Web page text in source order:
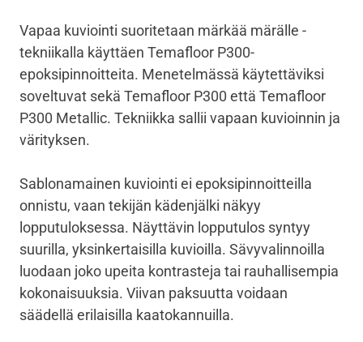
Vapaa kuviointi suoritetaan märkää märälle -
tekniikalla käyttäen Temafloor P300-
epoksipinnoitteita. Menetelmässä käytettäviksi
soveltuvat sekä Temafloor P300 että Temafloor
P300 Metallic. Tekniikka sallii vapaan kuvioinnin ja
värityksen.
Sablonamainen kuviointi ei epoksipinnoitteilla
onnistu, vaan tekijän kädenjälki näkyy
lopputuloksessa. Näyttävin lopputulos syntyy
suurilla, yksinkertaisilla kuvioilla. Sävyvalinnoilla
luodaan joko upeita kontrasteja tai rauhallisempia
kokonaisuuksia. Viivan paksuutta voidaan
säädellä erilaisilla kaatokannuilla.